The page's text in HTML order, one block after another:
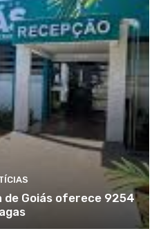
de Goiás oferece 9254